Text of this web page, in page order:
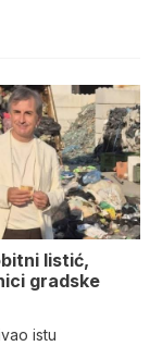
listić,
gradske
istu